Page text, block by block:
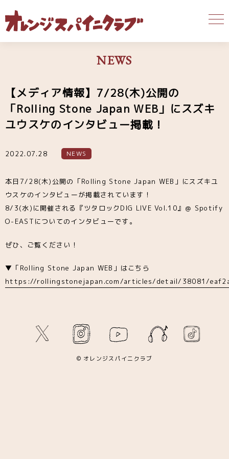
NEWS
【メディア情報】7/28(木)公開の
「Rolling Stone Japan WEB」にスズキ
ユウスケのインタビュー掲載！
2022.07.28 NEWS
本日7/28(木)公開の「Rolling Stone Japan WEB」にスズキユ
ウスケのインタビューが掲載されています！
8/3(水)に開催される『ツタロックDIG LIVE Vol.10』＠ Spotify
O-EASTについてのインタビューです。
ぜひ、ご覧ください！
▼「Rolling Stone Japan WEB」はこちら
https://rollingstonejapan.com/articles/detail/38081/
© オレンジスパイニクラブ